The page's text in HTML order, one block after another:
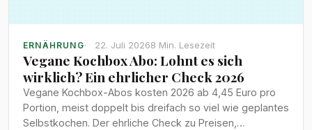
ERNÄHRUNG 22. Juli 20268 Min. Lesezeit
Vegane Kochbox Abo: Lohnt es sich
wirklich? Ein ehrlicher Check 2026
Vegane Kochbox-Abos kosten 2026 ab 4,45 Euro pro
Portion, meist doppelt bis dreifach so viel wie geplantes
Selbstkochen. Der ehrliche Check zu Preisen,